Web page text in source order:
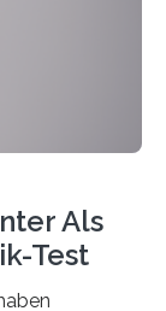
Als
Test